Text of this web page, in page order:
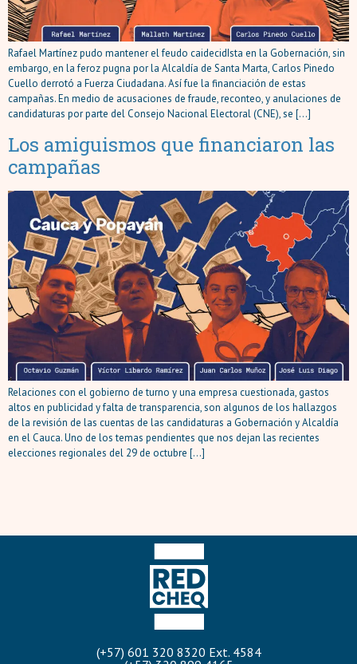
Rafael Martínez pudo mantener el feudo caidecidIsta en la Gobernación, sin
embargo, en la feroz pugna por la Alcaldía de Santa Marta, Carlos Pinedo
Cuello derrotó a Fuerza Ciudadana. Así fue la financiación de estas
campañas. En medio de acusaciones de fraude, reconteo, y anulaciones de
candidaturas por parte del Consejo Nacional Electoral (CNE), se […]
Los amiguismos que financiaron las
campañas
Relaciones con el gobierno de turno y una empresa cuestionada, gastos
altos en publicidad y falta de transparencia, son algunos de los hallazgos
de la revisión de las cuentas de las candidaturas a Gobernación y Alcaldía
en el Cauca. Uno de los temas pendientes que nos dejan las recientes
elecciones regionales del 29 de octubre […]
(+57) 601 320 8320 Ext. 4584